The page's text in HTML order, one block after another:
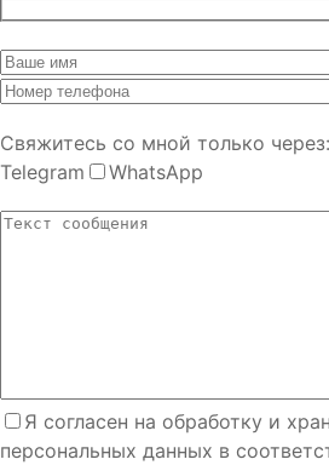
Cвяжитесь со мной только через:
Telegram
WhatsApp
Я согласен на обработку и
персональных данных в